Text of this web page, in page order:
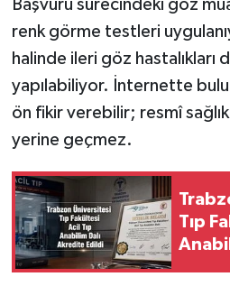
Başvuru sürecindeki göz
renk görme testleri
halinde ileri göz
yapılabiliyor. İnternette
ön fikir verebilir; resmî
yerine geçmez.
Tıp